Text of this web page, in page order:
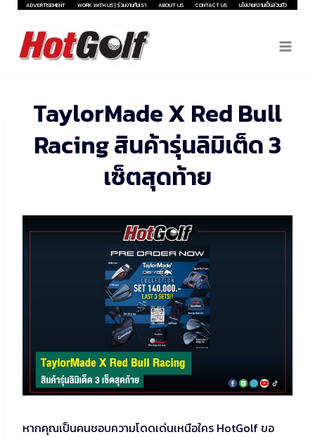
Skip
content
ADVERTISEMENT WORK WITH US | ร่วมงานกับเรา ABOUT US CONTACT US นโยบายความเป็นส่วนตัว
TaylorMade X Red Bull
Racing สินค้ารุ่นลิมิเต็ด 3
เซ็ตสุดท้าย
หากคุณเป็นคนชอบความโดดเด่นเหนือใคร HotGolf ขอ